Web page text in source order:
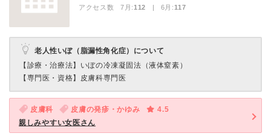
アクセス数 7月:112 | 6月:117
老人性いぼ（脂漏性角化症）について
【診療・治療法】 いぼの冷凍凝固法（液体窒素）
【専門医・資格】 皮膚科専門医
皮膚科 皮膚の発疹・かゆみ
4.5
親しみやすい女医さん